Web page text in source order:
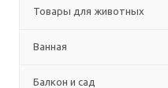
Товары для животных
Ванная
Балкон и сад